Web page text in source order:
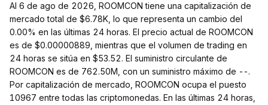
Al 6 de ago de 2026, ROOMCON tiene una capitalización de
mercado total de $6.78K, lo que representa un cambio del
0.00% en las últimas 24 horas. El precio actual de ROOMCON
es de $0.00000889, mientras que el volumen de trading en
24 horas se sitúa en $53.52. El suministro circulante de
ROOMCON es de 762.50M, con un suministro máximo de --.
Por capitalización de mercado, ROOMCON ocupa el puesto
10967 entre todas las criptomonedas. En las últimas 24 horas,